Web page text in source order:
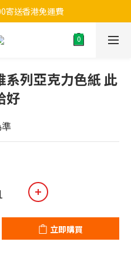
寄送香港免運費
系列亞克力色紙 此
好
立即購買